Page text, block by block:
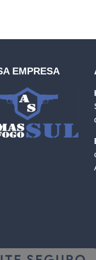
EMPRESA